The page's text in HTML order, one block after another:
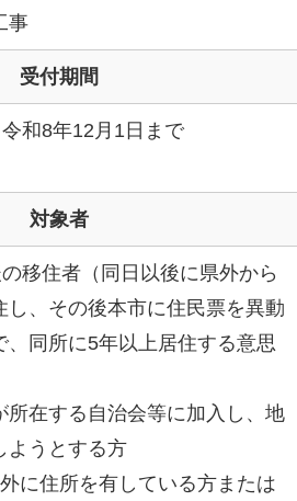
事
受付期間
和8年12月1日まで
対象者
移住者（同日以後に県外から
し、その後本市に住民票を異動
、同所に5年以上居住する意思
所在する自治会等に加入し、地
ようとする方
に住所を有している方または